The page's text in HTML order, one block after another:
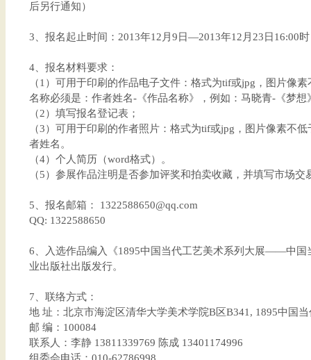
后另行通知）
3、报名起止时间：2013年12月9日—2013年12月23日16:00时
4、报名材料要求：
（1）可用于印刷的作品电子文件：格式为tif或jpg，图片像
名称必须是：作者姓名-《作品名称》，例如：马晓青-《梦想
（2）填写报名登记表；
（3）可用于印刷的作者照片：格式为tif或jpg，图片像素不
者姓名。
（4）个人简历（word格式）。
（5）参展作品注明是否参加评奖和拍卖收藏，并填写市场交
5、报名邮箱： 1322588650@qq.com
QQ: 1322588650
6、入选作品编入《1895中国当代工艺美术系列大展——中国
业出版社出版发行。
7、联络方式：
地 址：北京市海淀区清华大学美术学院B区B341, 1895中国
邮 编：100084
联系人：李静 13811339769 陈成 13401174996